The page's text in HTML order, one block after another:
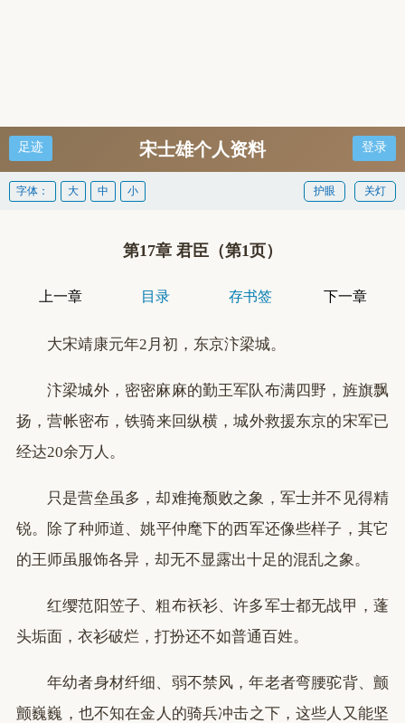
足迹 宋士雄个人资料 登录
关灯
护眼
字体： 大 中 小
第17章 君臣（第1页）
上一章 目录 存书签 下一章
大宋靖康元年2月初，东京汴梁城。
汴梁城外，密密麻麻的勤王军队布满四野，旌旗飘
扬，营帐密布，铁骑来回纵横，城外救援东京的宋军已
经达20余万人。
只是营垒虽多，却难掩颓败之象，军士并不见得精
锐。除了种师道、姚平仲麾下的西军还像些样子，其它
的王师虽服饰各异，却无不显露出十足的混乱之象。
红缨范阳笠子、粗布袄衫、许多军士都无战甲，蓬
头垢面，衣衫破烂，打扮还不如普通百姓。
年幼者身材纤细、弱不禁风，年老者弯腰驼背、颤
颤巍巍，也不知在金人的骑兵冲击之下，这些人又能坚